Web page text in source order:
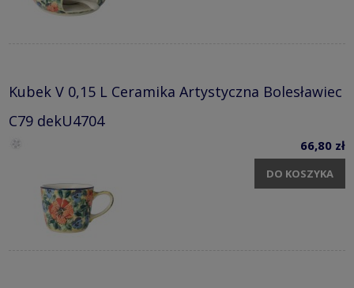
Kubek V 0,15 L Ceramika Artystyczna Bolesławiec
C79 dekU4704
66,80 zł
DO KOSZYKA